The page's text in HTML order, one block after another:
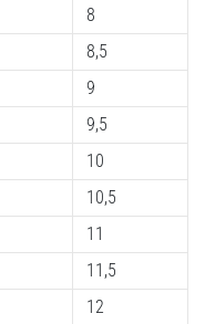
8
8,5
9
9,5
10
10,5
11
11,5
12